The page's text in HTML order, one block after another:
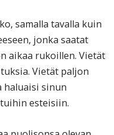
samalla tavalla kuin
jonka saatat
aikaa rukoillen. Vietät
Vietät paljon
haluaisi sinun
esteisiin.